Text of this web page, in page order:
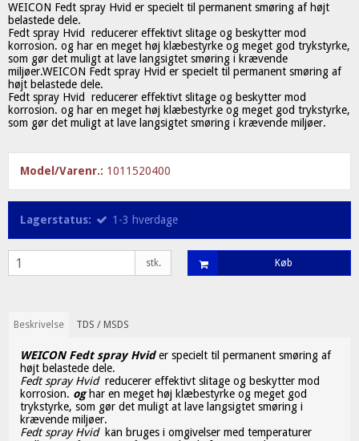
WEICON Fedt spray Hvid er specielt til permanent smøring af højt
belastede dele.
Fedt spray Hvid reducerer effektivt slitage og beskytter mod
korrosion. og har en meget høj klæbestyrke og meget god trykstyrke,
som gør det muligt at lave langsigtet smøring i krævende
miljøer.WEICON Fedt spray Hvid er specielt til permanent smøring af
højt belastede dele.
Fedt spray Hvid reducerer effektivt slitage og beskytter mod
korrosion. og har en meget høj klæbestyrke og meget god trykstyrke,
som gør det muligt at lave langsigtet smøring i krævende miljøer.
Model/Varenr.: 1011520400
Lagerstatus: 1-3 hverdage
stk. Køb
Beskrivelse TDS / MSDS
WEICON Fedt spray Hvid er specielt til permanent smøring af
højt belastede dele.
Fedt spray Hvid reducerer effektivt slitage og beskytter mod
korrosion. og har en meget høj klæbestyrke og meget god
trykstyrke, som gør det muligt at lave langsigtet smøring i
krævende miljøer.
Fedt spray Hvid
kan bruges i omgivelser med temperaturer